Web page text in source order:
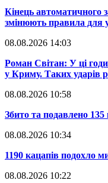
​Кінець автоматичного
змінюють правила для
08.08.2026 14:03
​Роман Світан: У ці
у Криму. Таких ударів
08.08.2026 10:58
​Збито та подавлено
08.08.2026 10:34
​1190 кацапів подохло
08.08.2026 10:22